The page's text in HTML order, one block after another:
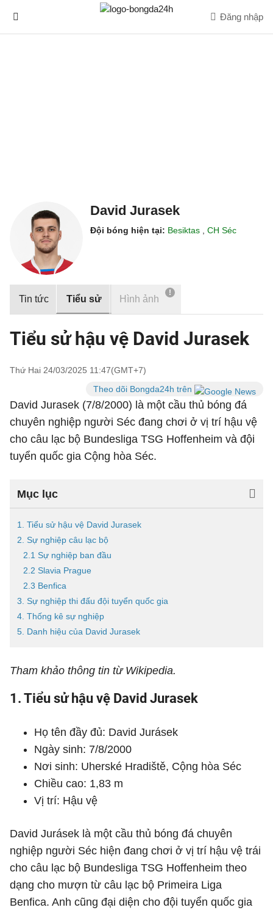
Đăng nhập
David Jurasek
Đội bóng hiện tại: Besiktas CH Séc
Tin tức Tiểu sử Hình ảnh
!
Tiểu sử hậu vệ David Jurasek
Thứ Hai 24/03/2025 11:47(GMT+7)
Theo dõi Bongda24h trên
David Jurasek (7/8/2000) là một cầu thủ bóng đá
chuyên nghiệp người Séc đang chơi ở vị trí hậu vệ
cho câu lạc bộ Bundesliga TSG Hoffenheim và đội
tuyển quốc gia Cộng hòa Séc.
Mục lục
1. Tiểu sử hậu vệ David Jurasek
2. Sự nghiệp câu lạc bộ
2.1 Sự nghiệp ban đầu
2.2 Slavia Prague
2.3 Benfica
3. Sự nghiệp thi đấu đội tuyển quốc gia
4. Thống kê sự nghiệp
5. Danh hiệu của David Jurasek
Tham khảo thông tin từ Wikipedia.
1. Tiểu sử hậu vệ David Jurasek
Họ tên đầy đủ: David Jurásek
Ngày sinh: 7/8/2000
Nơi sinh: Uherské Hradiště, Cộng hòa Séc
Chiều cao: 1,83 m
Vị trí: Hậu vệ
David Jurásek là một cầu thủ bóng đá chuyên
nghiệp người Séc hiện đang chơi ở vị trí hậu vệ trái
cho câu lạc bộ Bundesliga TSG Hoffenheim theo
dạng cho mượn từ câu lạc bộ Primeira Liga
Benfica. Anh cũng đại diện cho đội tuyển quốc gia